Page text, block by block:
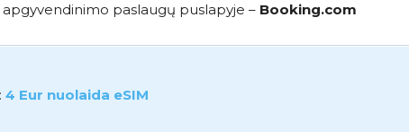
paslaugų puslapyje – Booking.com
4 Eur nuolaida eSIM